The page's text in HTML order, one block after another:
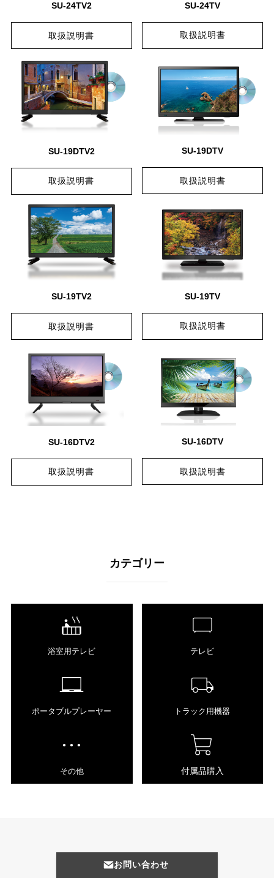
SU-24TV2
取扱説明書
SU-24TV
取扱説明書
SU-19DTV2
取扱説明書
SU-19DTV
取扱説明書
SU-19TV2
取扱説明書
SU-19TV
取扱説明書
SU-16DTV2
取扱説明書
SU-16DTV
取扱説明書
カテゴリー
浴室用テレビ テレビ
ポータブルプレーヤー トラック用機器
その他 付属品購入
お問い合わせ